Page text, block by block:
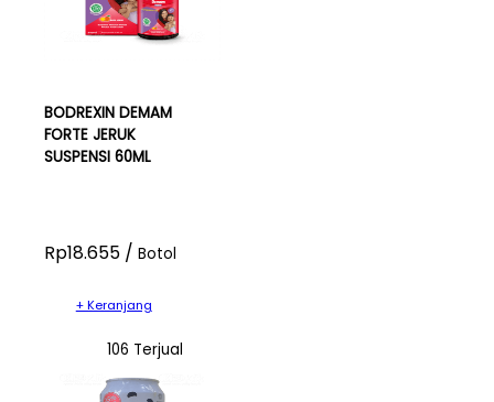
BODREXIN DEMAM
FORTE JERUK
SUSPENSI 60ML
Rp18.655 / Botol
+ Keranjang
106 Terjual